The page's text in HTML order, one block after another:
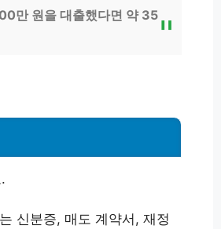
만 원을 대출했다면 약 35
신분증, 매도 계약서, 재정